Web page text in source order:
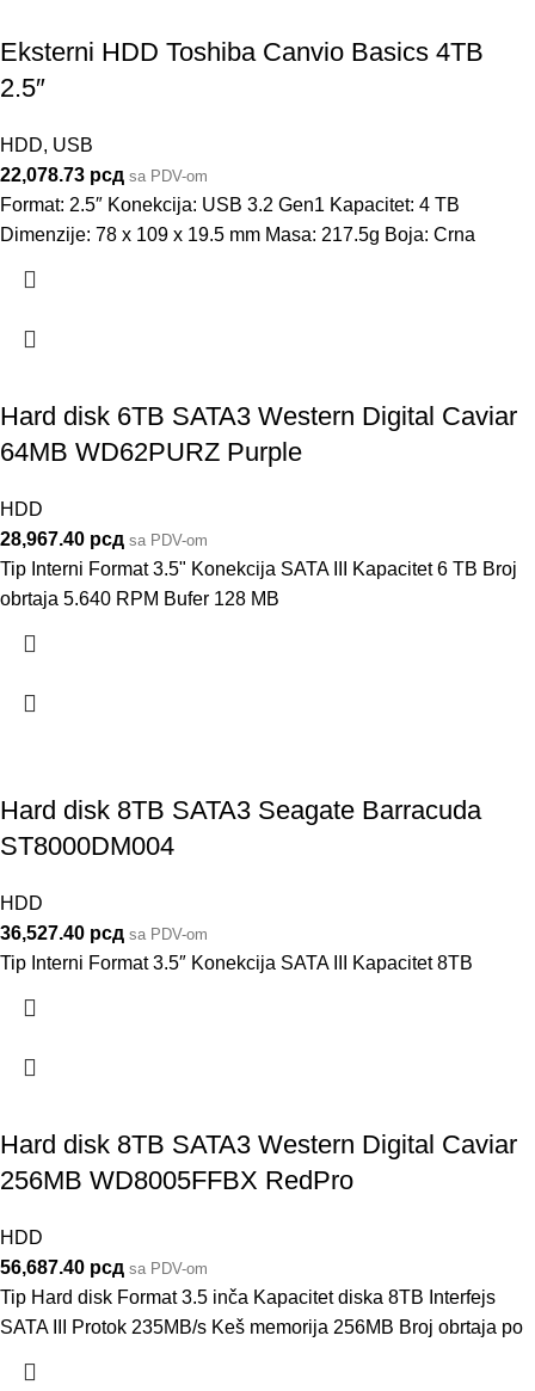
Eksterni HDD Toshiba Canvio Basics 4TB
2.5″
HDD, USB
22,078.73 рсд sa PDV-om
Format: 2.5″ Konekcija: USB 3.2 Gen1 Kapacitet: 4 TB
Dimenzije: 78 x 109 x 19.5 mm Masa: 217.5g Boja: Crna
Hard disk 6TB SATA3 Western Digital Caviar
64MB WD62PURZ Purple
HDD
28,967.40 рсд sa PDV-om
Tip Interni Format 3.5" Konekcija SATA III Kapacitet 6 TB Broj
obrtaja 5.640 RPM Bufer 128 MB
Hard disk 8TB SATA3 Seagate Barracuda
ST8000DM004
HDD
36,527.40 рсд sa PDV-om
Tip Interni Format 3.5″ Konekcija SATA III Kapacitet 8TB
Hard disk 8TB SATA3 Western Digital Caviar
256MB WD8005FFBX RedPro
HDD
56,687.40 рсд sa PDV-om
Tip Hard disk Format 3.5 inča Kapacitet diska 8TB Interfejs
SATA III Protok 235MB/s Keš memorija 256MB Broj obrtaja po